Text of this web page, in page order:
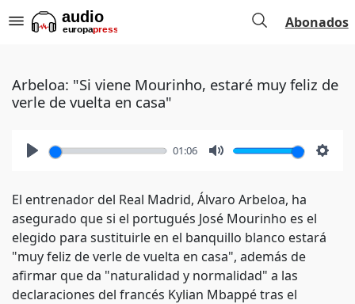
Abonados
Arbeloa: "Si viene Mourinho, estaré muy feliz de
verle de vuelta en casa"
01:06
El entrenador del Real Madrid, Álvaro Arbeloa, ha
asegurado que si el portugués José Mourinho es el
elegido para sustituirle en el banquillo blanco estará
"muy feliz de verle de vuelta en casa", además de
afirmar que da "naturalidad y normalidad" a las
declaraciones del francés Kylian Mbappé tras el